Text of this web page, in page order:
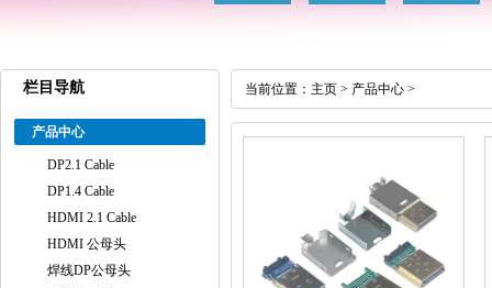
栏目导航
产品中心
DP2.1 Cable
DP1.4 Cable
HDMI 2.1 Cable
HDMI 公母头
焊线DP公母头
当前位置： 主页 > 产品中心 >